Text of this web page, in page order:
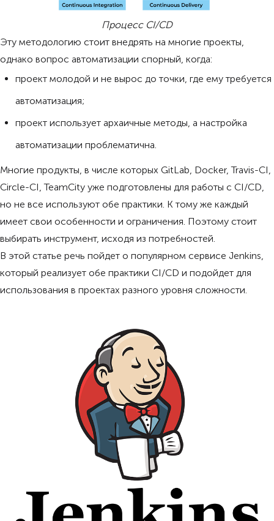
Процесс CI/CD
Эту методологию стоит внедрять на многие проекты,
однако вопрос автоматизации спорный, когда:
проект молодой и не вырос до точки, где ему требуется
автоматизация;
проект использует архаичные методы, а настройка
автоматизации проблематична.
Многие продукты, в числе которых GitLab, Docker, Travis-CI,
Circle-CI, TeamCity уже подготовлены для работы с CI/CD,
но не все используют обе практики. К тому же каждый
имеет свои особенности и ограничения. Поэтому стоит
выбирать инструмент, исходя из потребностей.
В этой статье речь пойдет о популярном сервисе Jenkins,
который реализует обе практики CI/CD и подойдет для
использования в проектах разного уровня сложности.